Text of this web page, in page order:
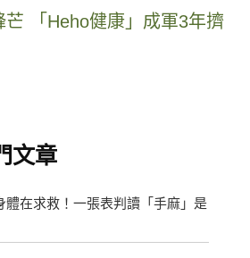
「Heho健康」成軍3年擠
文章
體在求救！一張表判讀「手麻」是